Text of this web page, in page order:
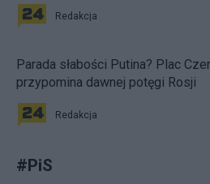
Redakcja
Parada słabości Putina? Plac
przypomina dawnej potęgi Rosji
Redakcja
#PiS